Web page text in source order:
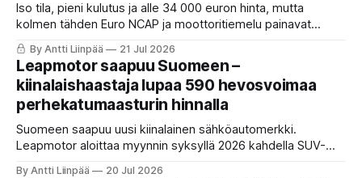
Iso tila, pieni kulutus ja alle 34 000 euron hinta, mutta
kolmen tähden Euro NCAP ja moottoritiemelu painavat
toisessa vaakakupissa. Istun tuomarina ja annan Dacia
Bigsterille tuomion vasta lopussa. Sinä maksat, ei
mainostaja.
By Antti Liinpää 21 Jul 2026
Leapmotor saapuu Suomeen –
kiinalaishaastaja lupaa 590 hevosvoimaa
perhekatumaasturin hinnalla
Suomeen saapuu uusi kiinalainen sähköautomerkki.
Leapmotor aloittaa myynnin syksyllä 2026 kahdella SUV-
By Antti Liinpää 20 Jul 2026